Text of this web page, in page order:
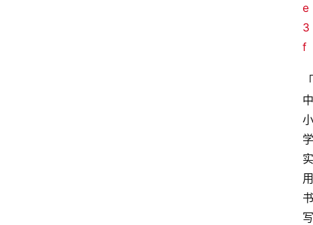
e
3
f
「
中
小
学
实
用
书
写